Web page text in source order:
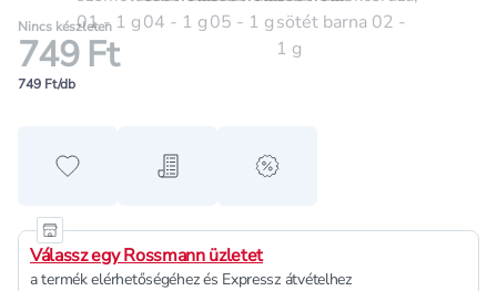
Nincs készleten
749 Ft
749 Ft/db
Hozzáadás a kedvencekhez
Hozzáadás a bevásárló listához
alert when on sale
Válassz egy Rossmann üzletet
a termék elérhetőségéhez és Expressz átvételhez